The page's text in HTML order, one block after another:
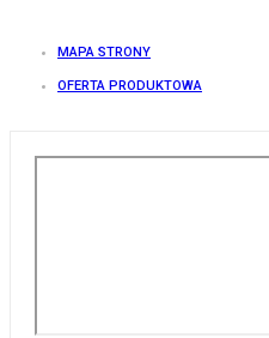
MAPA STRONY
OFERTA PRODUKTOWA